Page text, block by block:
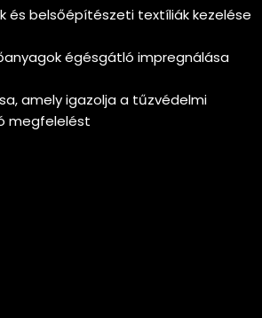
és belsőépítészeti textíliák kezelése
égésgátló impregnálása
, amely igazolja a tűzvédelmi
megfelelést